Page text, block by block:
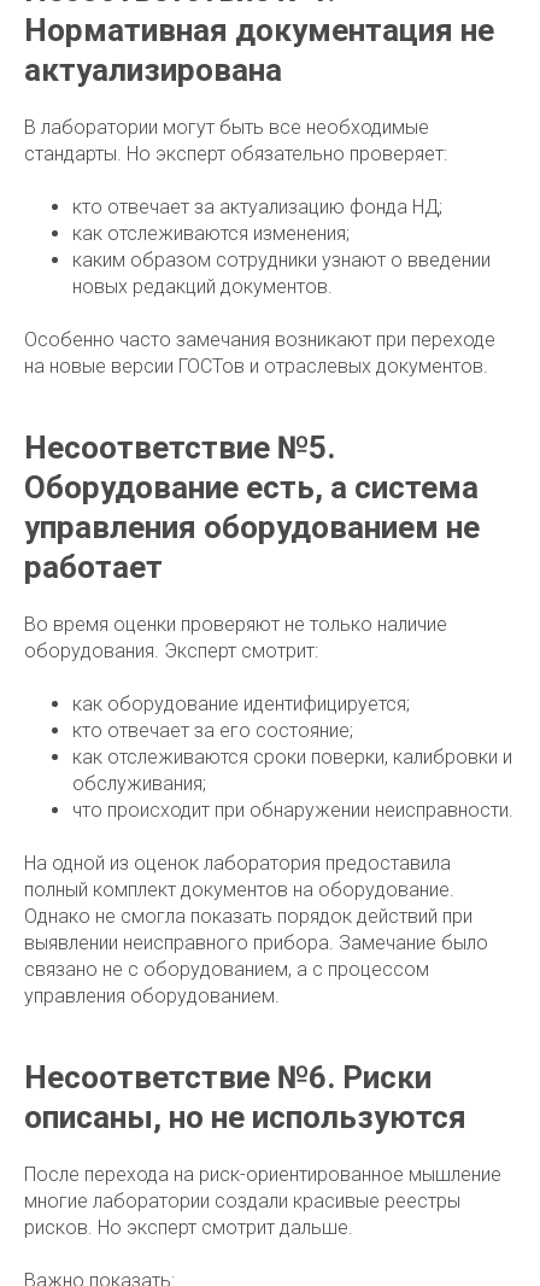
Нормативная документация не
актуализирована
В лаборатории могут быть все необходимые
стандарты. Но эксперт обязательно проверяет:
кто отвечает за актуализацию фонда НД;
как отслеживаются изменения;
каким образом сотрудники узнают о введении
новых редакций документов.
Особенно часто замечания возникают при переходе
на новые версии ГОСТов и отраслевых документов.
Несоответствие №5.
Оборудование есть, а система
управления оборудованием не
работает
Во время оценки проверяют не только наличие
оборудования. Эксперт смотрит:
как оборудование идентифицируется;
кто отвечает за его состояние;
как отслеживаются сроки поверки, калибровки и
обслуживания;
что происходит при обнаружении неисправности.
На одной из оценок лаборатория предоставила
полный комплект документов на оборудование.
Однако не смогла показать порядок действий при
выявлении неисправного прибора. Замечание было
связано не с оборудованием, а с процессом
управления оборудованием.
Несоответствие №6. Риски
описаны, но не используются
После перехода на риск-ориентированное мышление
многие лаборатории создали красивые реестры
рисков. Но эксперт смотрит дальше.
Важно показать: